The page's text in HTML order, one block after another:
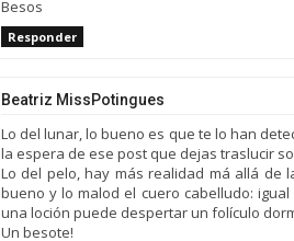
Besos
Responder
Beatriz MissPotingues
Lo del lunar, lo bueno es que te lo han
la espera de ese post que dejas traslucir
Lo del pelo, hay más realidad má allá de
bueno y lo malod el cuero cabelludo:
una loción puede despertar un folículo
Un besote!